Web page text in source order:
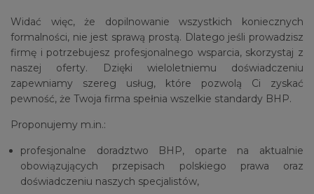
Widać więc, że dopilnowanie wszystkich koniecznych
formalności, nie jest sprawą prostą. Dlatego jeśli prowadzisz
firmę i potrzebujesz profesjonalnego wsparcia, skorzystaj z
naszej oferty. Dzięki wieloletniemu doświadczeniu
zapewniamy szereg usług, które pozwolą Ci zyskać
pewność, że Twoja firma spełnia wszelkie standardy BHP.
Proponujemy m.in.:
profesjonalne doradztwo BHP, oparte na aktualnie
obowiązujących przepisach polskiego prawa oraz
doświadczeniu naszych specjalistów,